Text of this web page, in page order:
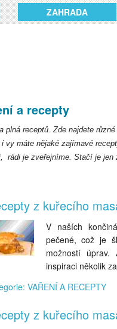
ZAHRADA
a recepty
plná receptů. Zde najdete
i vy máte nějaké zajímavé
rádi je zveřejníme. Stačí je jen
z kuřecího
V naších
pečené, což je
možností
inspiraci několik
VAŘENÍ A RECEPTY
z kuřecího